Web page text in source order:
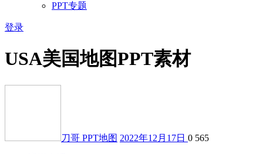
PPT专题
登录
USA美国地图PPT素材
刀哥 PPT地图 2022年12月17日 0 565